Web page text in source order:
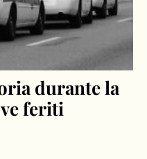
durante la
feriti